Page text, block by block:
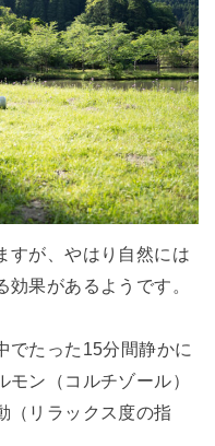
すが、やはり自然には
果があるようです。
でたった15分間静かに
ン（コルチゾール）
（リラックス度の指